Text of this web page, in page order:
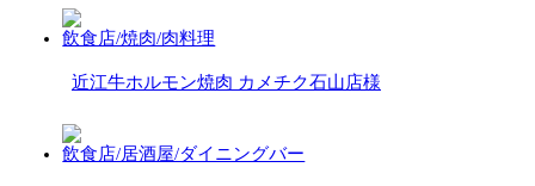
飲食店/焼肉/肉料理
近江牛ホルモン焼肉 カメチク石山店様
飲食店/居酒屋/ダイニングバー